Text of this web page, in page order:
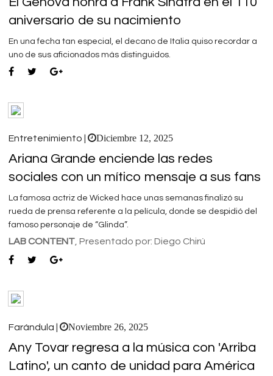
aniversario de su nacimiento
En una fecha tan especial, el decano de Italia quiso recordar a
uno de sus aficionados más distinguidos.
Entretenimiento | Diciembre 12, 2025
Ariana Grande enciende las redes
sociales con un mítico mensaje a sus fans
La famosa actriz de Wicked hace unas semanas finalizó su
rueda de prensa referente a la película, donde se despidió del
famoso personaje de “Glinda”.
LAB CONTENT, Presentado por: Diego Chirú
Farándula | Noviembre 26, 2025
Any Tovar regresa a la música con 'Arriba
Latino', un canto de unidad para América